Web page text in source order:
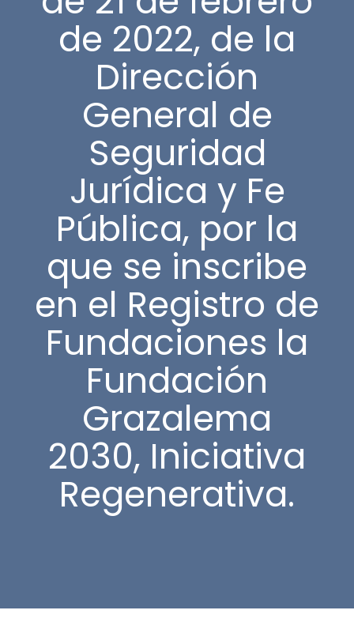
de 2022, de la
Dirección
General de
Seguridad
Jurídica y Fe
Pública, por la
que se inscribe
en el Registro de
Fundaciones la
Fundación
Grazalema
2030, Iniciativa
Regenerativa.